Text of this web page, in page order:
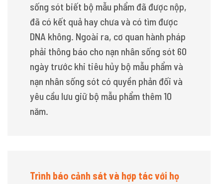
sống sót biết bộ mẫu phẩm đã được nộp,
đã có kết quả hay chưa và có tìm được
DNA không. Ngoài ra, cơ quan hành pháp
phải thông báo cho nạn nhân sống sót 60
ngày trước khi tiêu hủy bộ mẫu phẩm và
nạn nhân sống sót có quyền phản đối và
yêu cầu lưu giữ bộ mẫu phẩm thêm 10
năm.
Trình báo cảnh sát và hợp tác với họ